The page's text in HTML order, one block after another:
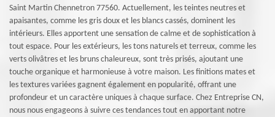
Saint Martin Chennetron 77560. Actuellement, les teintes neutres et
apaisantes, comme les gris doux et les blancs cassés, dominent les
intérieurs. Elles apportent une sensation de calme et de sophistication à
tout espace. Pour les extérieurs, les tons naturels et terreux, comme les
verts olivâtres et les bruns chaleureux, sont très prisés, ajoutant une
touche organique et harmonieuse à votre maison. Les finitions mates et
les textures variées gagnent également en popularité, offrant une
profondeur et un caractère uniques à chaque surface. Chez Entreprise CN,
nous nous engageons à suivre ces tendances tout en apportant notre